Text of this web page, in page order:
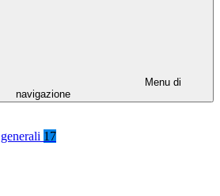
Menu di
navigazione
17